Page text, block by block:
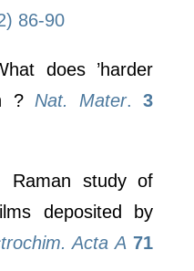
86-90
does ’harder
? Nat. Mater.3
Raman study of
deposited by
Acta A 71